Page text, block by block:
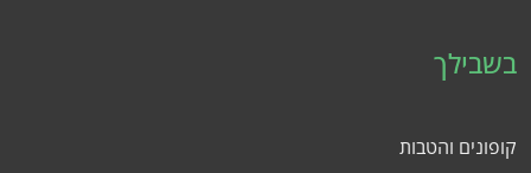
בשבילך
קופונים והטבות